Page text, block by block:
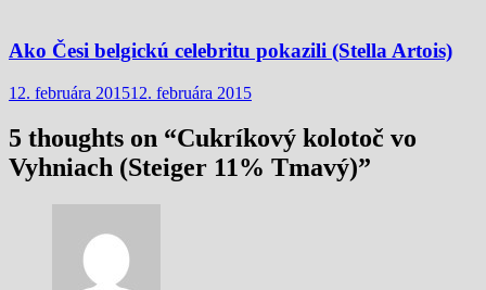
Ako Česi belgickú celebritu pokazili (Stella Artois)
12. februára 201512. februára 2015
5 thoughts on “Cukríkový kolotoč vo
Vyhniach (Steiger 11% Tmavý)”